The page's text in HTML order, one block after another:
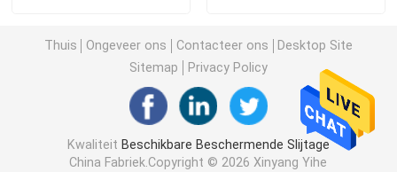
masker van het 3 vouw het Beschikbare gezicht
Beschikbare Laboratoriumlaag
Beschikbare Kimonotoga's
Thuis Ongeveer ons Contacteer ons
Desktop Site
Sitemap
Privacy Policy
Kwaliteit Beschikbare Beschermende Slijtage
China Fabriek.Copyright © 2026 Xinyang Yihe